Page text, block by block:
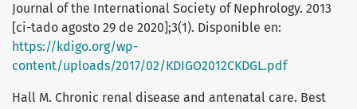
Journal of the International Society of Nephrology. 2013
[ci-tado agosto 29 de 2020];3(1). Disponible en:
https://kdigo.org/wp-
content/uploads/2017/02/KDIGO2012CKDGL.pdf
Hall M. Chronic renal disease and antenatal care. Best